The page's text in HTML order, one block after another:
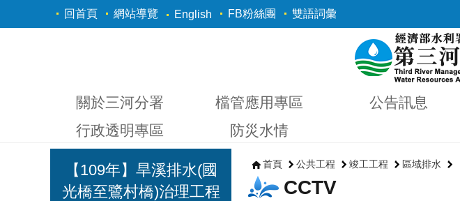
跳到主要內容區塊
回首頁 網站導覽 English FB粉絲團 雙語詞彙
關於三河分署 檔管應用專區 公告訊息
行政透明專區
防災水情
【109年】旱溪排水(國
光橋至鷺村橋)治理工程
首頁 公共工程 竣工工程 區域排水
CCTV